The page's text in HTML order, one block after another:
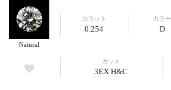
Natural
カラット
0.254
カラー
D
カット
3EX H&C